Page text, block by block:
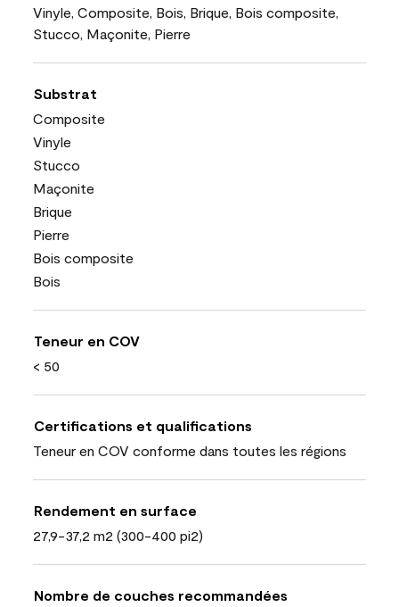
Vinyle, Composite, Bois, Brique, Bois composite,
Stucco, Maçonite, Pierre
Substrat
Composite
Vinyle
Stucco
Maçonite
Brique
Pierre
Bois composite
Bois
Teneur en COV
< 50
Certifications et qualifications
Teneur en COV conforme dans toutes les régions
Rendement en surface
27,9-37,2 m2 (300-400 pi2)
Nombre de couches recommandées